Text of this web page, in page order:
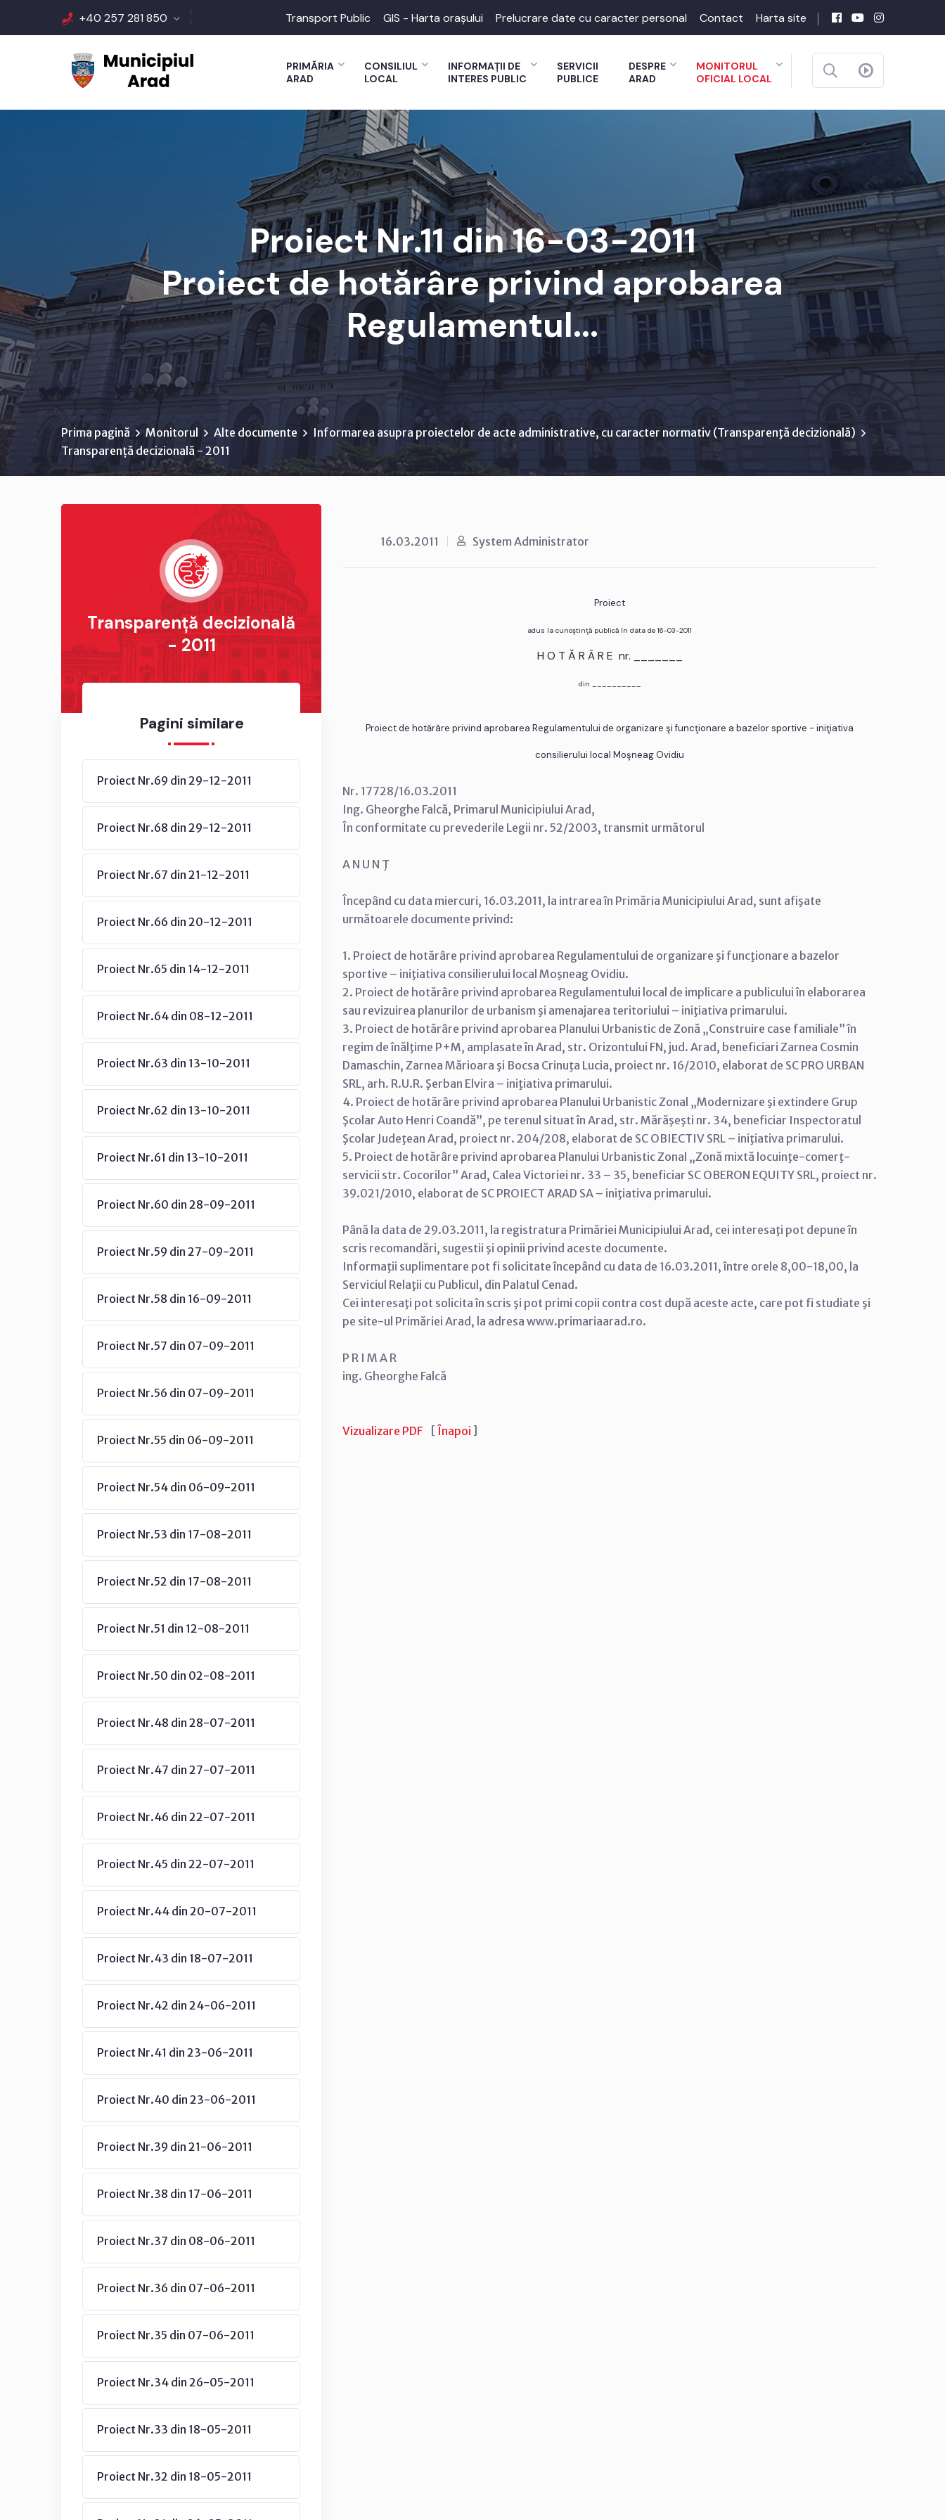
+40 257 281 850 Transport Public GIS - Harta orașului Prelucrare date cu caracter personal Contact Harta site
PRIMĂRIA
ARAD
CONSILIUL
LOCAL
INFORMAȚII DE
INTERES PUBLIC
SERVICII
PUBLICE
DESPRE
ARAD
MONITORUL
OFICIAL LOCAL
Proiect Nr.11 din 16-03-2011
Proiect de hotărâre privind aprobarea
Regulamentul...
Prima pagină Monitorul Alte documente
Informarea asupra proiectelor de acte administrative, cu caracter normativ (Transparenţă decizională)
Transparență decizională - 2011
Transparență decizională
- 2011
Pagini similare
Proiect Nr.69 din 29-12-2011
Proiect Nr.68 din 29-12-2011
Proiect Nr.67 din 21-12-2011
Proiect Nr.66 din 20-12-2011
Proiect Nr.65 din 14-12-2011
Proiect Nr.64 din 08-12-2011
Proiect Nr.63 din 13-10-2011
Proiect Nr.62 din 13-10-2011
Proiect Nr.61 din 13-10-2011
Proiect Nr.60 din 28-09-2011
Proiect Nr.59 din 27-09-2011
Proiect Nr.58 din 16-09-2011
Proiect Nr.57 din 07-09-2011
Proiect Nr.56 din 07-09-2011
Proiect Nr.55 din 06-09-2011
Proiect Nr.54 din 06-09-2011
Proiect Nr.53 din 17-08-2011
Proiect Nr.52 din 17-08-2011
Proiect Nr.51 din 12-08-2011
Proiect Nr.50 din 02-08-2011
Proiect Nr.48 din 28-07-2011
Proiect Nr.47 din 27-07-2011
Proiect Nr.46 din 22-07-2011
Proiect Nr.45 din 22-07-2011
Proiect Nr.44 din 20-07-2011
Proiect Nr.43 din 18-07-2011
Proiect Nr.42 din 24-06-2011
Proiect Nr.41 din 23-06-2011
Proiect Nr.40 din 23-06-2011
Proiect Nr.39 din 21-06-2011
Proiect Nr.38 din 17-06-2011
Proiect Nr.37 din 08-06-2011
Proiect Nr.36 din 07-06-2011
Proiect Nr.35 din 07-06-2011
Proiect Nr.34 din 26-05-2011
Proiect Nr.33 din 18-05-2011
Proiect Nr.32 din 18-05-2011
16.03.2011 System Administrator
Proiect
adus la cunoştinţă publică în data de 16-03-2011
H O T Ă R Â R E nr. _______
din __________
Proiect de hotărâre privind aprobarea Regulamentului de organizare şi funcţionare a bazelor sportive - iniţiativa
consilierului local Moşneag Ovidiu
Nr. 17728/16.03.2011
Ing. Gheorghe Falcă, Primarul Municipiului Arad,
În conformitate cu prevederile Legii nr. 52/2003, transmit următorul
A N U N Ţ
Începând cu data miercuri, 16.03.2011, la intrarea în Primăria Municipiului Arad, sunt afişate
următoarele documente privind:
1. Proiect de hotărâre privind aprobarea Regulamentului de organizare şi funcţionare a bazelor
sportive – iniţiativa consilierului local Moşneag Ovidiu.
2. Proiect de hotărâre privind aprobarea Regulamentului local de implicare a publicului în elaborarea
sau revizuirea planurilor de urbanism şi amenajarea teritoriului – iniţiativa primarului.
3. Proiect de hotărâre privind aprobarea Planului Urbanistic de Zonă „Construire case familiale” în
regim de înălţime P+M, amplasate în Arad, str. Orizontului FN, jud. Arad, beneficiari Zarnea Cosmin
Damaschin, Zarnea Mărioara şi Bocsa Crinuţa Lucia, proiect nr. 16/2010, elaborat de SC PRO URBAN
SRL, arh. R.U.R. Şerban Elvira – iniţiativa primarului.
4. Proiect de hotărâre privind aprobarea Planului Urbanistic Zonal „Modernizare şi extindere Grup
Şcolar Auto Henri Coandă”, pe terenul situat în Arad, str. Mărăşeşti nr. 34, beneficiar Inspectoratul
Şcolar Judeţean Arad, proiect nr. 204/208, elaborat de SC OBIECTIV SRL – iniţiativa primarului.
5. Proiect de hotărâre privind aprobarea Planului Urbanistic Zonal „Zonă mixtă locuinţe-comerţ-
servicii str. Cocorilor” Arad, Calea Victoriei nr. 33 – 35, beneficiar SC OBERON EQUITY SRL, proiect nr.
39.021/2010, elaborat de SC PROIECT ARAD SA – iniţiativa primarului.
Până la data de 29.03.2011, la registratura Primăriei Municipiului Arad, cei interesaţi pot depune în
scris recomandări, sugestii şi opinii privind aceste documente.
Informaţii suplimentare pot fi solicitate începând cu data de 16.03.2011, între orele 8,00-18,00, la
Serviciul Relaţii cu Publicul, din Palatul Cenad.
Cei interesaţi pot solicita în scris şi pot primi copii contra cost după aceste acte, care pot fi studiate şi
pe site-ul Primăriei Arad, la adresa www.primariaarad.ro.
P R I M A R
ing. Gheorghe Falcă
Vizualizare PDF [ Înapoi ]